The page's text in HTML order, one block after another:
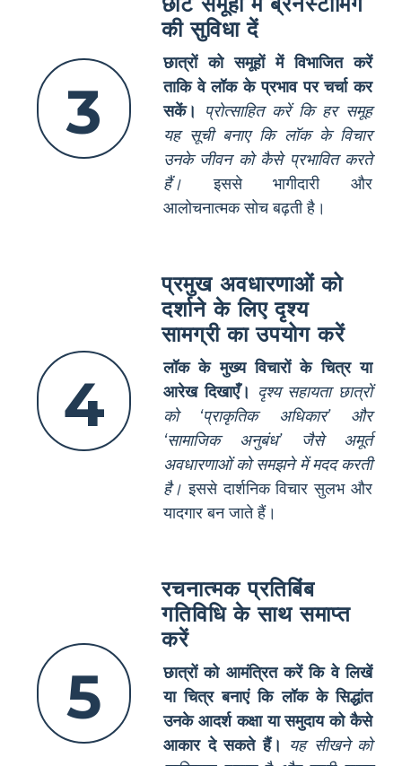
3
की सुविधा दें
छात्रों को समूहों में विभाजित करें
ताकि वे लॉक के प्रभाव पर चर्चा कर
सकें।
प्रोत्साहित करें कि हर समूह
यह सूची बनाए कि लॉक के विचार
उनके जीवन को कैसे प्रभावित करते
हैं। इससे भागीदारी और
आलोचनात्मक सोच बढ़ती है।
4
प्रमुख अवधारणाओं को
दर्शाने के लिए दृश्य
सामग्री का उपयोग करें
लॉक के मुख्य विचारों के चित्र या
आरेख दिखाएँ। दृश्य सहायता छात्रों
को ‘प्राकृतिक अधिकार’ और
‘सामाजिक अनुबंध’ जैसे अमूर्त
अवधारणाओं को समझने में मदद करती
है। इससे दार्शनिक विचार सुलभ और
यादगार बन जाते हैं।
5
रचनात्मक प्रतिबिंब
गतिविधि के साथ समाप्त
करें
छात्रों को आमंत्रित करें कि वे लिखें
या चित्र बनाएं कि लॉक के सिद्धांत
उनके आदर्श कक्षा या समुदाय को कैसे
आकार दे सकते हैं। यह सीखने को